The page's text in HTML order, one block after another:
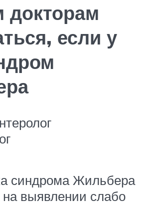
докторам
если у
синдрома Жильбера
на выявлении слабо